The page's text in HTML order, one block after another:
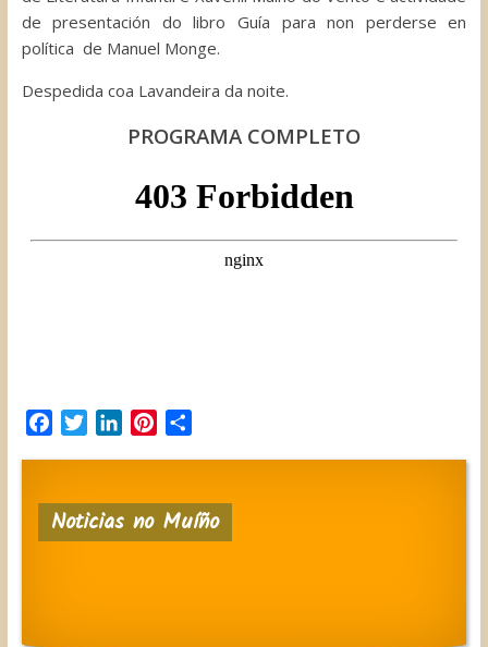
de presentación do libro Guía para non perderse en
política de Manuel Monge.
Despedida coa Lavandeira da noite.
PROGRAMA COMPLETO
e
b
t
t
k
e
t
e
p
a
Noticias no Muíño